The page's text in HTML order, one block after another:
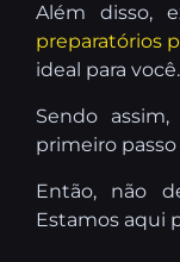
Além disso,
preparatórios
ideal para você.
Sendo
primeiro
Então, não
Estamos aqui